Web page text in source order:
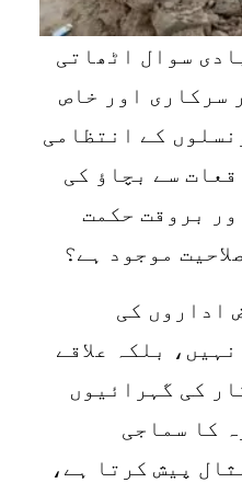
سوال اٹھاتی
سرکاری اور خاص
کے انتظامی
سے بچاؤ کی
بروقت حکمت
موجود ہے؟
اداروں کی
بلکہ علاقے
کی گہرائیوں
کا سماجی
پیش کرتا ہے،